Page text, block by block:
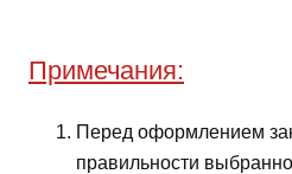
Примечания:
Перед оформлением
правильности